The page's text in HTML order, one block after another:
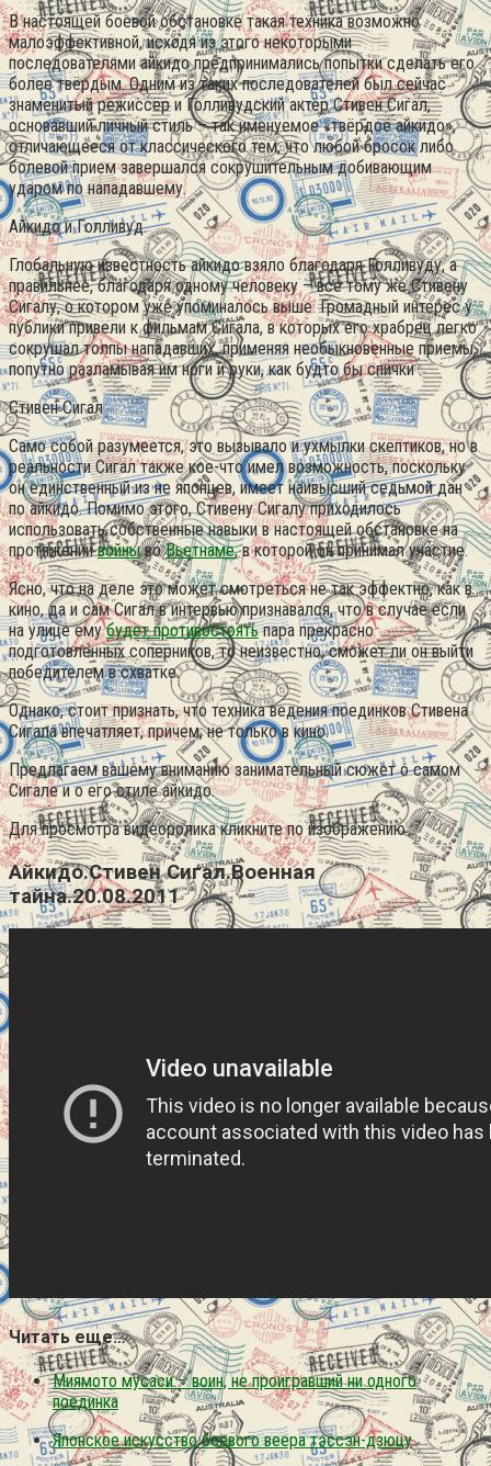
В настоящей боевой обстановке такая техника возможно
малоэффективной, исходя из этого некоторыми
последователями айкидо предпринимались попытки сделать его
более твёрдым. Одним из таких последователей был сейчас
знаменитый режиссёр и Голливудский актёр Стивен Сигал,
основавший личный стиль – так именуемое «твёрдое айкидо»,
отличающееся от классического тем, что любой бросок либо
болевой прием завершался сокрушительным добивающим
ударом по нападавшему.
Айкидо и Голливуд.
Глобальную известность айкидо взяло благодаря Голливуду, а
правильнее, благодаря одному человеку – все тому же Стивену
Сигалу, о котором уже упоминалось выше. Громадный интерес у
публики привели к фильмам Сигала, в которых его храбрец легко
сокрушал толпы нападавших, применяя необыкновенные приемы,
попутно разламывая им ноги и руки, как будто бы спички .
Стивен Сигал
Само собой разумеется, это вызывало и ухмылки скептиков, но в
реальности Сигал также кое-что имел возможность, поскольку
он единственный из не японцев, имеет наивысший седьмой дан
по айкидо. Помимо этого, Стивену Сигалу приходилось
использовать собственные навыки в настоящей обстановке на
протяжениивойнывоВьетнаме, в которой он принимал участие.
Ясно, что на деле это может смотреться не так эффектно, как в
кино, да и сам Сигал в интервью признавался, что в случае если
на улице емубудет противостоятьпара прекрасно
подготовленных соперников, то неизвестно, сможет ли он выйти
победителем в схватке.
Однако, стоит признать, что техника ведения поединков Стивена
Сигала впечатляет, причем, не только в кино.
Предлагаем вашему вниманию занимательный сюжет о самом
Сигале и о его стиле айкидо.
Для просмотра видеоролика кликните по изображению
Айкидо.Стивен Сигал.Военная
тайна.20.08.2011
Читать еще…
Миямото мусаси – воин, не проигравший ни одного
поединка
Японское искусство боевого веера тэссэн-дзюцу